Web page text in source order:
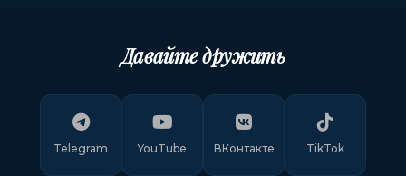
Давайте дружить
Telegram YouTube ВКонтакте TikTok